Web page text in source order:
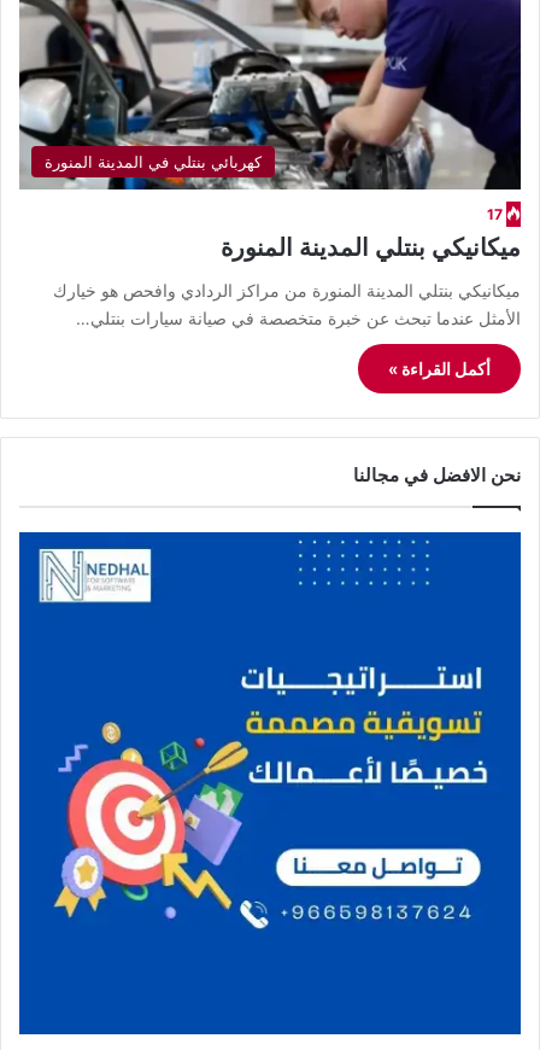
كهربائي بنتلي في المدينة المنورة
17
ميكانيكي بنتلي المدينة المنورة
ميكانيكي بنتلي المدينة المنورة من مراكز الردادي وافحص هو خيارك
الأمثل عندما تبحث عن خبرة متخصصة في صيانة سيارات بنتلي…
أكمل القراءة »
نحن الافضل في مجالنا